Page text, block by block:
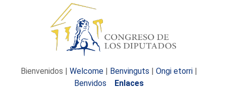
Bienvenidos | Welcome | Benvinguts | Ongi etorri |
Benvidos
Enlaces